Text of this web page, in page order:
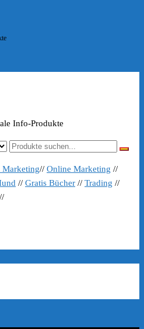
Info-Produkte
// Online Marketing //
// Gratis Bücher // Trading //
//